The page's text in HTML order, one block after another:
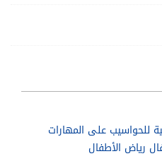
للحواسيب على المهارات
رياض الأطفال